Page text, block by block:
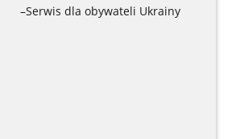
–Serwis dla obywateli Ukrainy